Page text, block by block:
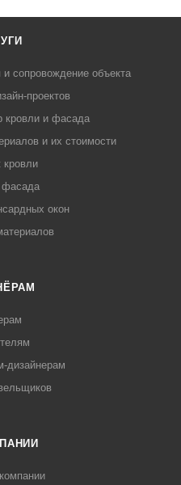
и сопровождение объекта
проектов
кровли и фасада
и их стоимости
окон
дизайнерам